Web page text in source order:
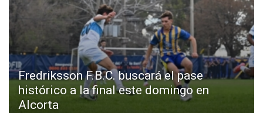
Fredriksson F.B.C. buscará el pase
histórico a la final este domingo en
Alcorta